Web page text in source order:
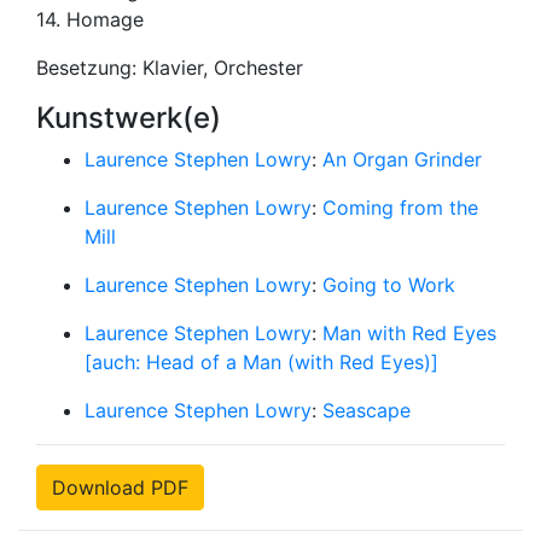
14. Homage
Besetzung: Klavier, Orchester
Kunstwerk(e)
Laurence Stephen Lowry: An Organ Grinder
Laurence Stephen Lowry: Coming from the
Mill
Laurence Stephen Lowry: Going to Work
Laurence Stephen Lowry: Man with Red Eyes
[auch: Head of a Man (with Red Eyes)]
Laurence Stephen Lowry: Seascape
Download PDF